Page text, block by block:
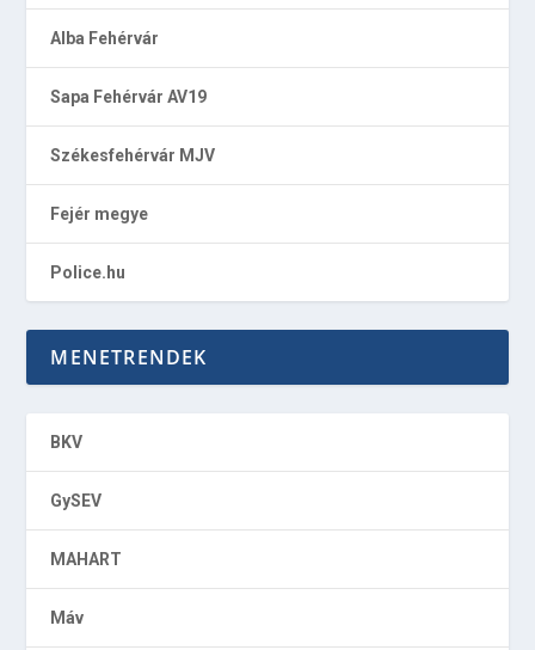
Alba Fehérvár
Sapa Fehérvár AV19
Székesfehérvár MJV
Fejér megye
Police.hu
MENETRENDEK
BKV
GySEV
MAHART
Máv